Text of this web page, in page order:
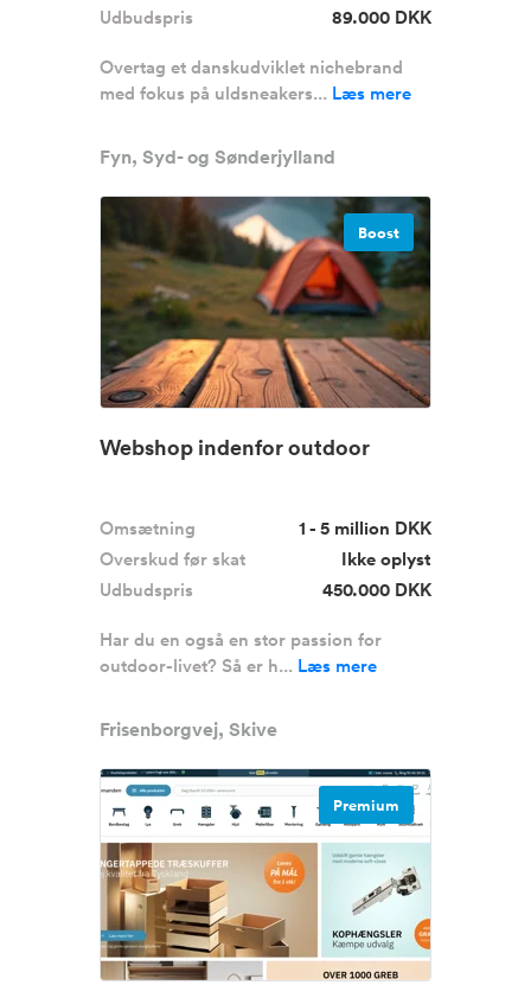
Udbudspris
89.000 DKK
Overtag et danskudviklet nichebrand
med fokus på uldsneakers... Læs mere
Fyn, Syd- og Sønderjylland
Boost
Webshop indenfor outdoor
Omsætning
1 - 5 million DKK
Overskud før skat
Ikke oplyst
Udbudspris
450.000 DKK
Har du en også en stor passion for
outdoor-livet? Så er h... Læs mere
Frisenborgvej, Skive
Premium